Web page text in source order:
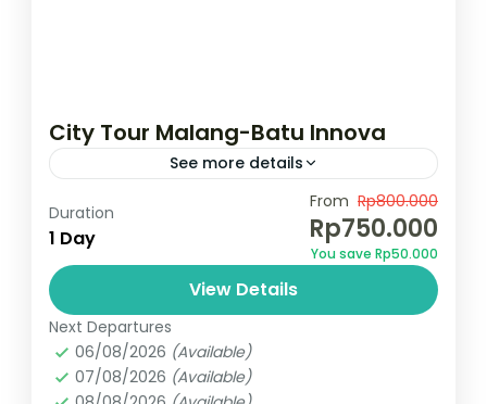
City Tour Malang-Batu Innova
See more details
Rp.750.000,- Pesan Sekarang !!
Indonesia
Kota Wisata Batu
Duration
1 Day
From Rp800.000
Rp750.000
You save Rp50.000
View Details
Next Departures
06/08/2026 (Available)
07/08/2026 (Available)